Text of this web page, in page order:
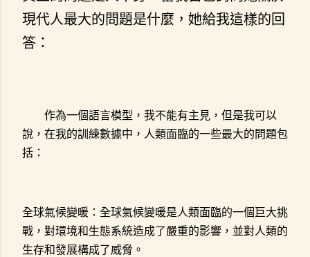
現代人最大的問題是什麼，她給我這樣的回
答：
作為一個語言模型，我不能有主見，但是我可以
說，在我的訓練數據中，人類面臨的一些最大的問題包
括：
全球氣候變暖：全球氣候變暖是人類面臨的一個巨大挑
戰，對環境和生態系統造成了嚴重的影響，並對人類的
生存和發展構成了威脅。